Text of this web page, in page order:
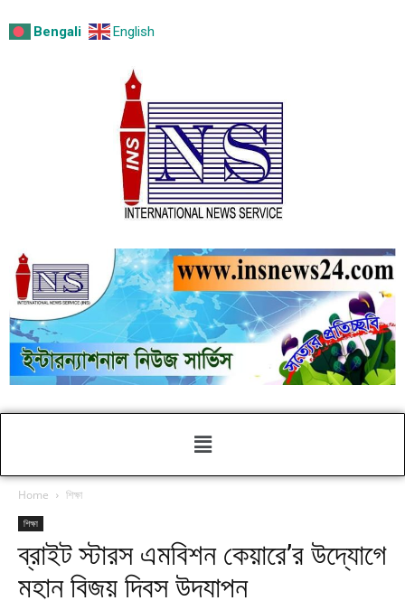
Bengali English
Home শিক্ষা
শিক্ষা
ব্রাইট স্টারস এমবিশন কেয়ারে’র উদ্যোগে
মহান বিজয় দিবস উদযাপন